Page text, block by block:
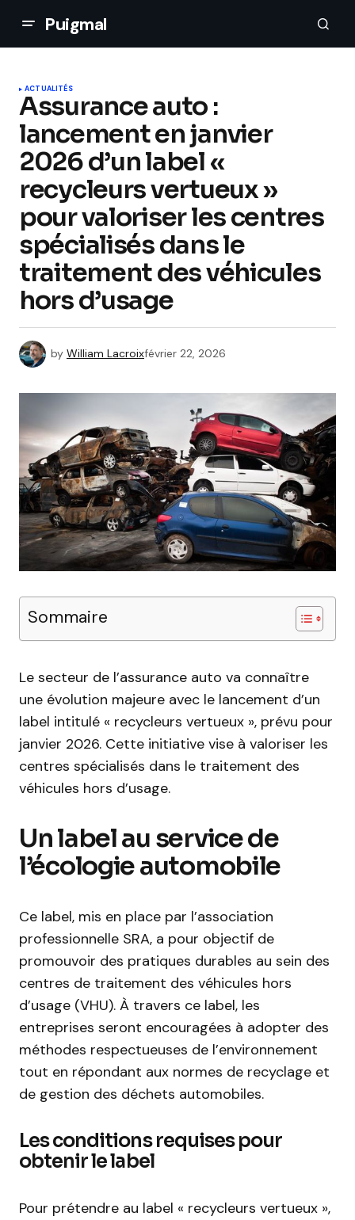
Puigmal
ACTUALITÉS
Assurance auto :
lancement en janvier
2026 d’un label «
recycleurs vertueux »
pour valoriser les centres
spécialisés dans le
traitement des véhicules
hors d’usage
by William Lacroixfévrier 22, 2026
Sommaire
Le secteur de l’assurance auto va connaître
une évolution majeure avec le lancement d’un
label intitulé « recycleurs vertueux », prévu pour
janvier 2026. Cette initiative vise à valoriser les
centres spécialisés dans le traitement des
véhicules hors d’usage.
Un label au service de
l’écologie automobile
Ce label, mis en place par l’association
professionnelle SRA, a pour objectif de
promouvoir des pratiques durables au sein des
centres de traitement des véhicules hors
d’usage (VHU). À travers ce label, les
entreprises seront encouragées à adopter des
méthodes respectueuses de l’environnement
tout en répondant aux normes de recyclage et
de gestion des déchets automobiles.
Les conditions requises pour
obtenir le label
Pour prétendre au label « recycleurs vertueux »,